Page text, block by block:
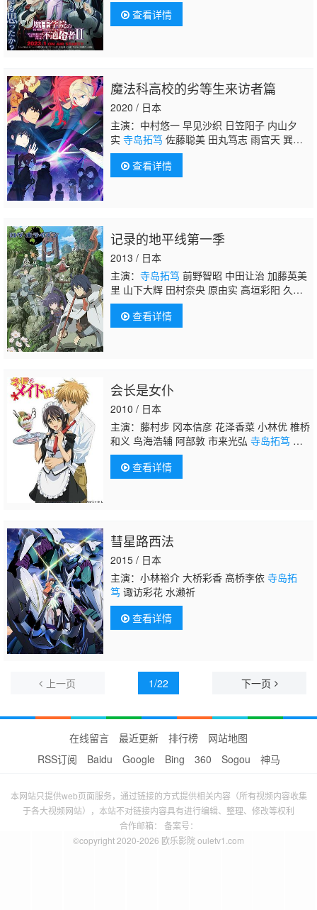
查看详情
魔法科高校的劣等生来访者篇
2020 / 日本
主演：中村悠一 早见沙织 日笠阳子 内山夕
实 寺岛拓笃佐藤聪美 田丸笃志 雨宫天 巽悠
衣子 花泽香菜 井上麻里奈 诹访部顺一
查看详情
记录的地平线第一季
2013 / 日本
主演： 寺岛拓笃前野智昭 中田让治 加藤英美
里 山下大辉 田村奈央 原由实 高垣彩阳 久野
美咲 松井惠理子 后藤弘树 樱井孝宏 柿原彻
也 伊濑茉莉也 逢坂良太 名冢佳织 下野纮 冈
本信彦 村田太志 日野聪 辻亲八 高桥未奈
查看详情
会长是女仆
2010 / 日本
主演：藤村步 冈本信彦 花泽香菜 小林优 椎桥
和义 鸟海浩辅 阿部敦 市来光弘 寺岛拓笃细
谷佳正 丰崎爱生 阿澄佳奈 植田佳奈 伊濑茉莉
也 五十岚裕美 铃村健一
查看详情
彗星路西法
2015 / 日本
主演：小林裕介 大桥彩香 高桥李依 寺岛拓
笃诹访彩花 水濑祈
查看详情
上一页 1/22 下一页
在线留言 最近更新 排行榜
网站地图
RSS订阅
Baidu Google Bing 360 Sogou 神马
本网站只提供web页面服务，通过链接的方式提供相关内容（所有视频内容收集
于各大视频网站），本站不对链接内容具有进行编辑、整理、修改等权利
合作邮箱： 备案号：
©copyright 2020-2026 欧乐影院 ouletv1.com